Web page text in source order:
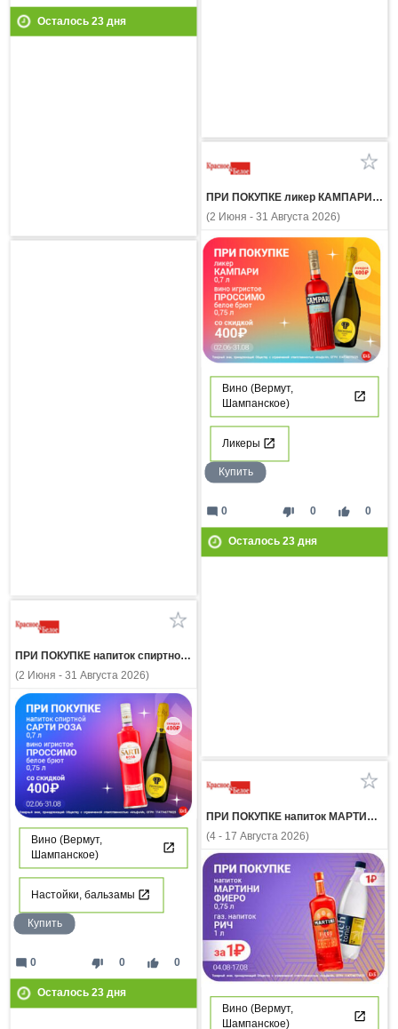
Осталось 23дня
ПРИ ПОКУПКЕ ликер КАМПАРИ 0.7л вино игристое ПРОССИМО белое брют 0.75л со скидкой 400 рублей
(2 Июня - 31 Августа 2026)
Вино (Вермут,
Шампанское)
Ликеры
Купить
thumb_down 0 thumb_up 0
mode_comment 0
Осталось 23дня
ПРИ ПОКУПКЕ напиток спиртной САРТИ РОЗА 0.7л вино игристое ПРОССИМО белое брют со скидкой 400 рублей
(2 Июня - 31 Августа 2026)
Вино (Вермут,
Шампанское)
Настойки, бальзамы
Купить
thumb_down 0 thumb_up 0
mode_comment 0
Осталось 23дня
ПРИ ПОКУПКЕ напиток МАРТИНИ ФИЕРО 0,75л газ напиток РИЧ 1л за 1 рубль
(4 - 17 Августа 2026)
Вино (Вермут,
Шампанское)